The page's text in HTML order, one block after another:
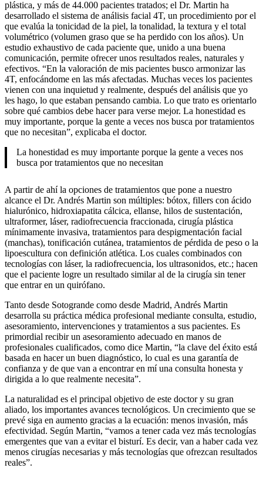
plástica, y más de 44.000 pacientes tratados; el Dr. Martin ha
desarrollado el sistema de análisis facial 4T, un procedimiento por el
que evalúa la tonicidad de la piel, la tonalidad, la textura y el total
volumétrico (volumen graso que se ha perdido con los años). Un
estudio exhaustivo de cada paciente que, unido a una buena
comunicación, permite ofrecer unos resultados reales, naturales y
efectivos. “En la valoración de mis pacientes busco armonizar las
4T, enfocándome en las más afectadas. Muchas veces los pacientes
vienen con una inquietud y realmente, después del análisis que yo
les hago, lo que estaban pensando cambia. Lo que trato es orientarlo
sobre qué cambios debe hacer para verse mejor. La honestidad es
muy importante, porque la gente a veces nos busca por tratamientos
que no necesitan”, explicaba el doctor.
La honestidad es muy importante porque la gente a veces nos
busca por tratamientos que no necesitan
A partir de ahí la opciones de tratamientos que pone a nuestro
alcance el Dr. Andrés Martin son múltiples: bótox, fillers con ácido
hialurónico, hidroxiapatita cálcica, ellanse, hilos de sustentación,
ultraformer, láser, radiofrecuencia fraccionada, cirugía plástica
mínimamente invasiva, tratamientos para despigmentación facial
(manchas), tonificación cutánea, tratamientos de pérdida de peso o la
lipoescultura con definición atlética. Los cuales combinados con
tecnologías con láser, la radiofrecuencia, los ultrasonidos, etc.; hacen
que el paciente logre un resultado similar al de la cirugía sin tener
que entrar en un quirófano.
Tanto desde Sotogrande como desde Madrid, Andrés Martin
desarrolla su práctica médica profesional mediante consulta, estudio,
asesoramiento, intervenciones y tratamientos a sus pacientes. Es
primordial recibir un asesoramiento adecuado en manos de
profesionales cualificados, como dice Martin, “la clave del éxito está
basada en hacer un buen diagnóstico, lo cual es una garantía de
confianza y de que van a encontrar en mí una consulta honesta y
dirigida a lo que realmente necesita”.
La naturalidad es el principal objetivo de este doctor y su gran
aliado, los importantes avances tecnológicos. Un crecimiento que se
prevé siga en aumento gracias a la ecuación: menos invasión, más
efectividad. Según Martin, “vamos a tener cada vez más tecnologías
emergentes que van a evitar el bisturí. Es decir, van a haber cada vez
menos cirugías necesarias y más tecnologías que ofrezcan resultados
reales”.